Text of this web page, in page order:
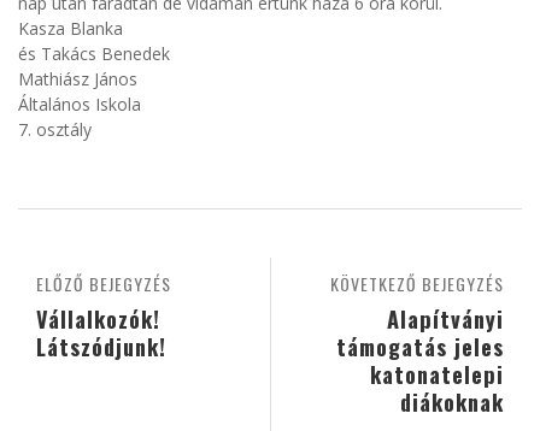
Kasza Blanka
és Takács Benedek
Mathiász János
Általános Iskola
7. osztály
KÖVETKEZŐ BEJEGYZÉS
Alapítványi
támogatás jeles
katonatelepi
diákoknak
ELŐZŐ BEJEGYZÉS
Vállalkozók!
Látszódjunk!